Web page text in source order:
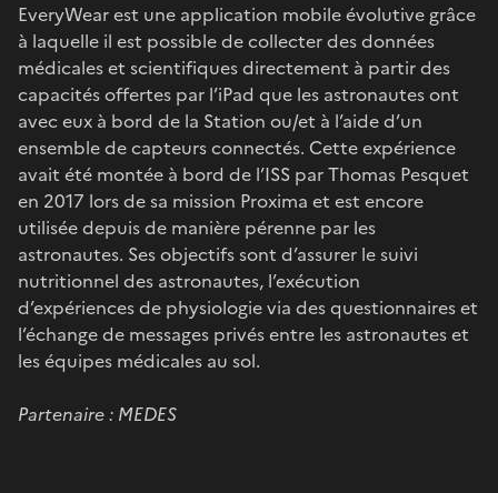
EveryWear est une application mobile évolutive grâce
à laquelle il est possible de collecter des données
médicales et scientifiques directement à partir des
capacités offertes par l’iPad que les astronautes ont
avec eux à bord de la Station ou/et à l’aide d’un
ensemble de capteurs connectés. Cette expérience
avait été montée à bord de l’ISS par Thomas Pesquet
en 2017 lors de sa mission Proxima et est encore
utilisée depuis de manière pérenne par les
astronautes. Ses objectifs sont d’assurer le suivi
nutritionnel des astronautes, l’exécution
d’expériences de physiologie via des questionnaires et
l’échange de messages privés entre les astronautes et
les équipes médicales au sol.
Partenaire : MEDES